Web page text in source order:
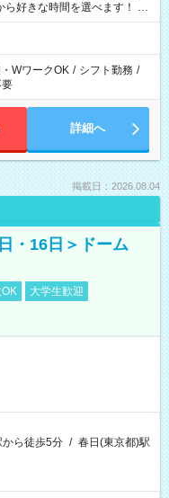
す
WワークOK / シフト勤務 /
詳細へ
掲載日：2026.08.04
・16日＞ドーム
大学生歓迎
から徒歩5分 / 春日(東京都)駅